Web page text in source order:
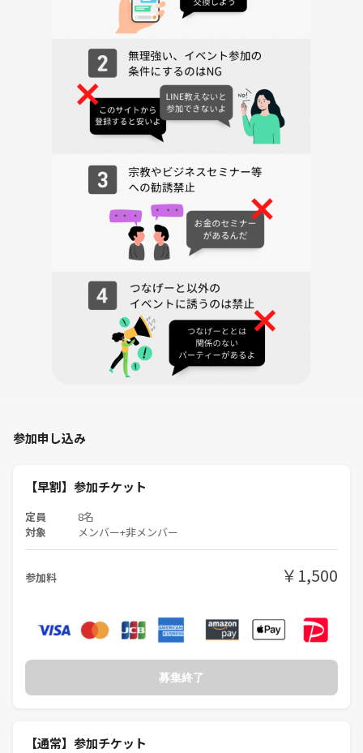
※ただし自作のボドゲはご遠慮ください。
🍀お菓子もっていきます🍪🍫🍬
🔰初心者の方も大歓迎です！！
ボードゲームやったことない人でも、
どんな方でも、しっかり楽しめるようなボードゲームを多く揃えており
毎回、女性の参加者も複数いるので
初参加の女性の方も安心してくださいね🙆‍♀️
それでは今回も楽しんでいきましょう☆ﾄﾞﾝｯ
・ボードゲームには傷をつけたり、汚したりしないように気を付けてく
・ビジネス勧誘、過度なナンパやセクハラ行為、など相手が迷惑と感じ
る行為は禁止としています。
の街コン、経済セミナーなどなど。。
・万が一、被害にあった場合は直ちに報告してください。迅速に厳しい
・当イベント主催者である私、その他リピさんなど含めて、マルチや宗
参加申し込み
【早割】参加チケット
定員 8名
対象 メンバー+非メンバー
参加料 ￥1,500
募集終了
【通常】参加チケット